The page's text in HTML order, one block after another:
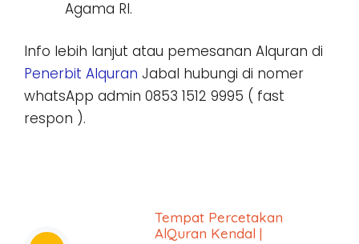
Agama RI.
Info lebih lanjut atau pemesanan Alquran di
Penerbit Alquran Jabal hubungi di nomer
whatsApp admin 0853 1512 9995 ( fast
respon ).
Tempat Percetakan
AlQuran Kendal |